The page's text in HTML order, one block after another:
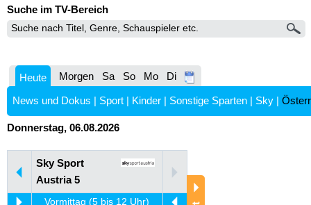
Suche im TV-Bereich
Heute Morgen Sa So Mo Di
News und Dokus | Sport | Kinder | Sonstige Sparten | Sky |
Donnerstag, 06.08.2026
Sky Sport
Austria 5
Vormittag (5 bis 12 Uhr)